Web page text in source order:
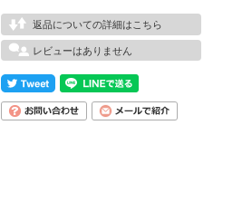
返品についての詳細はこちら
レビューはありません